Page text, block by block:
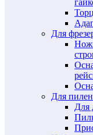
Для
Для
Для